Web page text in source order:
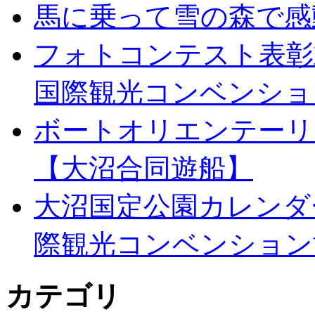
馬に乗って雪の森で
フォトコンテスト表
国際観光コンベンシ
ボートオリエンテー
【大沼合同遊船】
大沼国定公園カレン
際観光コンベンショ
カテゴリ